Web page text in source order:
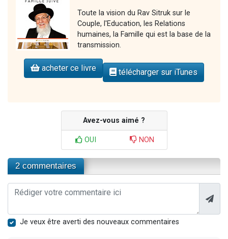
Toute la vision du Rav Sitruk sur le
Couple, l'Education, les Relations
humaines, la Famille qui est la base de la
transmission.
acheter ce livre télécharger sur iTunes
Avez-vous aimé ?
OUI NON
2 commentaires
Je veux être averti des nouveaux commentaires